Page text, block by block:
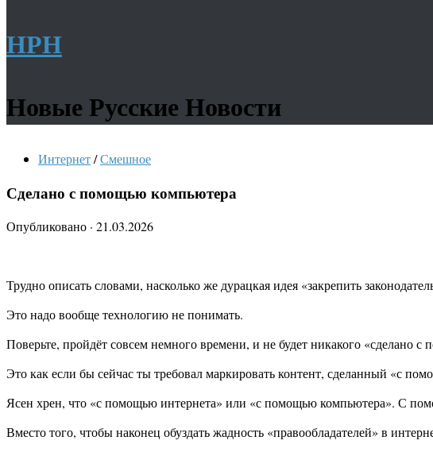
НРН
Новые Русские Новости
Интернет/Смешное
Сделано с помощью компьютера
Опубликовано · 21.03.2026
Трудно описать словами, насколько же дурацкая идея «закрепить
Это надо вообще технологию не понимать.
Поверьте, пройдёт совсем немного времени, и не будет никакого «сделано
Это как если бы сейчас ты требовал маркировать контент, сделанный «с
Ясен хрен, что «с помощью интернета» или «с помощью компьютера». С
Вместо того, чтобы наконец обуздать жадность «правообладателей» в